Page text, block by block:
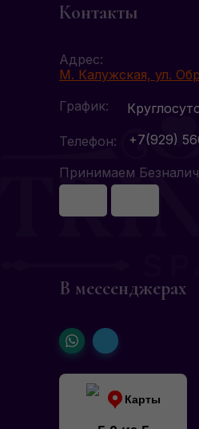
Контакты
Адрес:
М. Калужская, ул.
График:
Телефон: +7(929)
Принимаем
В мессенджерах
Карты